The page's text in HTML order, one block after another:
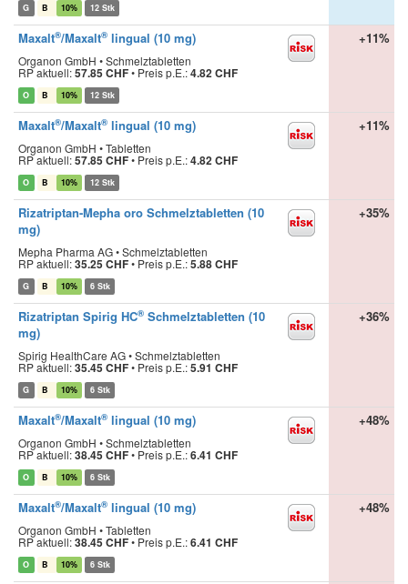
G B 10% 12 Stk
Maxalt®/Maxalt® lingual (10 mg)
Organon GmbH • Schmelztabletten
RP aktuell:57.85 CHF• Preis p.E.:4.82 CHF
O B 10% 12 Stk
+11%
Maxalt®/Maxalt® lingual (10 mg)
Organon GmbH • Tabletten
RP aktuell:57.85 CHF• Preis p.E.:4.82 CHF
O B 10% 12 Stk
+11%
Rizatriptan-Mepha oro Schmelztabletten (10
mg)
Mepha Pharma AG • Schmelztabletten
RP aktuell:35.25 CHF• Preis p.E.:5.88 CHF
G B 10% 6 Stk
+35%
Rizatriptan Spirig HC® Schmelztabletten (10
mg)
Spirig HealthCare AG • Schmelztabletten
RP aktuell:35.45 CHF• Preis p.E.:5.91 CHF
G B 10% 6 Stk
+36%
Maxalt®/Maxalt® lingual (10 mg)
Organon GmbH • Schmelztabletten
RP aktuell:38.45 CHF• Preis p.E.:6.41 CHF
O B 10% 6 Stk
+48%
Maxalt®/Maxalt® lingual (10 mg)
Organon GmbH • Tabletten
RP aktuell:38.45 CHF• Preis p.E.:6.41 CHF
O B 10% 6 Stk
+48%